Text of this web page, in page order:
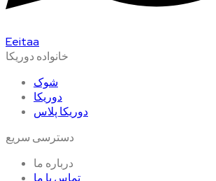
Eeitaa
خانواده دوریکا
شوک
دوریکا
دوریکا پلاس
دسترسی سریع
درباره ما